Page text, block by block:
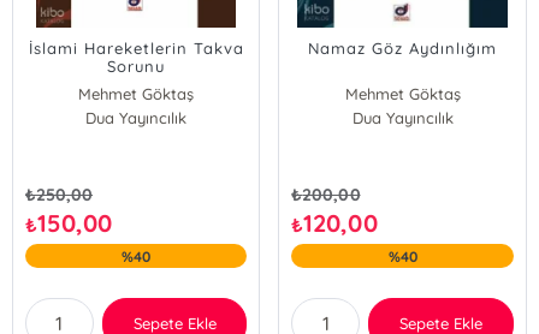
İslami Hareketlerin Takva
Sorunu
Mehmet Göktaş
Dua Yayıncılık
₺250,00
₺150,00
%40
Sepete Ekle
Namaz Göz Aydınlığım
Mehmet Göktaş
Dua Yayıncılık
₺200,00
₺120,00
%40
Sepete Ekle